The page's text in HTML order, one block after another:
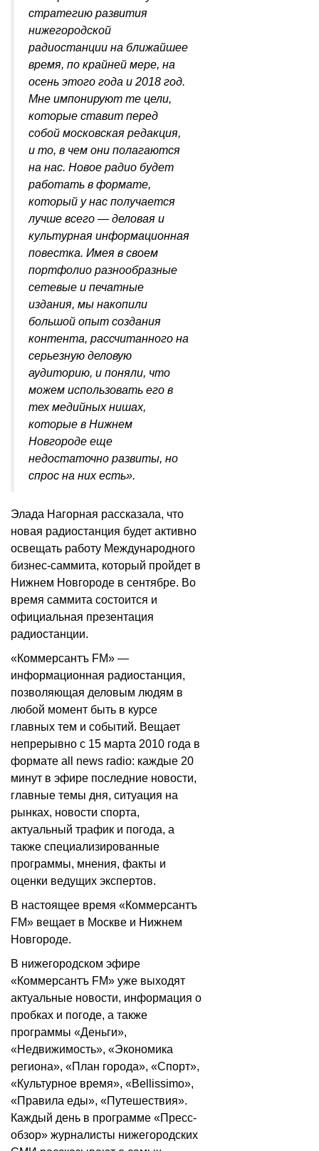
стратегию развития
нижегородской
радиостанции на ближайшее
время, по крайней мере, на
осень этого года и 2018 год.
Мне импонируют те цели,
которые ставит перед
собой московская редакция,
и то, в чем они полагаются
на нас. Новое радио будет
работать в формате,
который у нас получается
лучше всего — деловая и
культурная информационная
повестка. Имея в своем
портфолио разнообразные
сетевые и печатные
издания, мы накопили
большой опыт создания
контента, рассчитанного на
серьезную деловую
аудиторию, и поняли, что
можем использовать его в
тех медийных нишах,
которые в Нижнем
Новгороде еще
недостаточно развиты, но
спрос на них есть».
Элада Нагорная рассказала, что
новая радиостанция будет активно
освещать работу Международного
бизнес-саммита, который пройдет в
Нижнем Новгороде в сентябре. Во
время саммита состоится и
официальная презентация
радиостанции.
«Коммерсантъ FM» —
информационная радиостанция,
позволяющая деловым людям в
любой момент быть в курсе
главных тем и событий. Вещает
непрерывно с 15 марта 2010 года в
формате all news radio: каждые 20
минут в эфире последние новости,
главные темы дня, ситуация на
рынках, новости спорта,
актуальный трафик и погода, а
также специализированные
программы, мнения, факты и
оценки ведущих экспертов.
В настоящее время «Коммерсантъ
FM» вещает в Москве и Нижнем
Новгороде.
В нижегородском эфире
«Коммерсантъ FM» уже выходят
актуальные новости, информация о
пробках и погоде, а также
программы «Деньги»,
«Недвижимость», «Экономика
региона», «План города», «Спорт»,
«Культурное время», «Bellissimo»,
«Правила еды», «Путешествия».
Каждый день в программе «Пресс-
обзор» журналисты нижегородских